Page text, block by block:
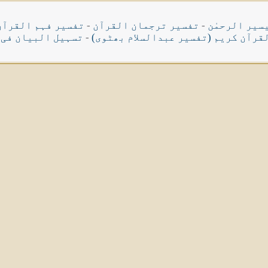
الرحمٰن - تفسیر ترجمان القرآن - تفسیر فہم
کریم (تفسیر عبدالسلام بھٹوی) - تسہیل البیان